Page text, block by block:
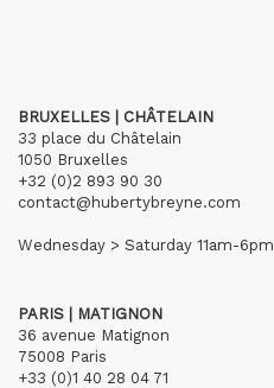
BRUXELLES | CHÂTELAIN
33 place du Châtelain
1050 Bruxelles
+32 (0)2 893 90 30
contact@hubertybreyne.com
Wednesday > Saturday 11am-6pm
PARIS | MATIGNON
36 avenue Matignon
75008 Paris
+33 (0)1 40 28 04 71